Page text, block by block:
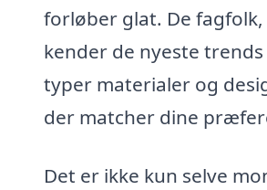
forløber glat. De
kender de nyeste
typer materialer og
der matcher dine
Det er ikke kun selve